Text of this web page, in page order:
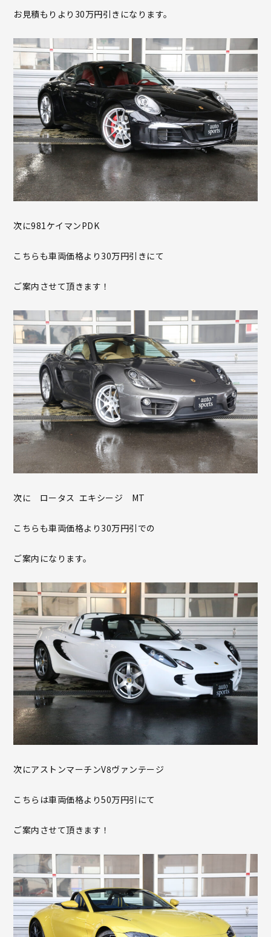
お見積もりより30万円引きになります。
次に981ケイマンPDK
こちらも車両価格より30万円引きにて
ご案内させて頂きます！
次に ロータス エキシージ MT
こちらも車両価格より30万円引での
ご案内になります。
次にアストンマーチンV8ヴァンテージ
こちらは車両価格より50万円引にて
ご案内させて頂きます！